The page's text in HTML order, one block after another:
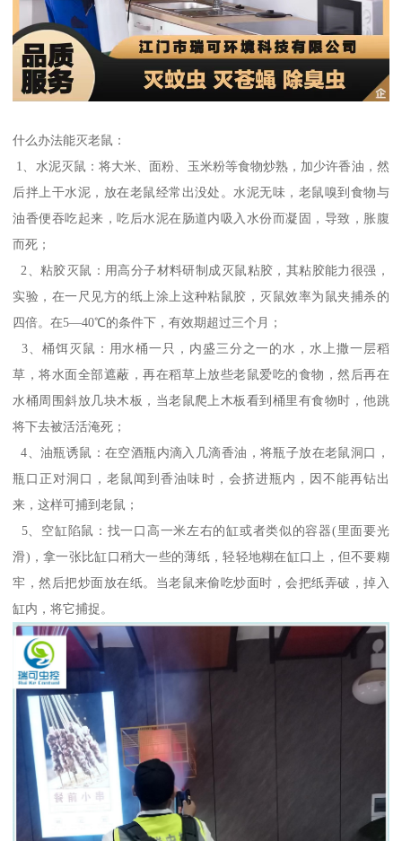
什么办法能灭老鼠：
1、水泥灭鼠：将大米、面粉、玉米粉等食物炒熟，加少许香油，然
后拌上干水泥，放在老鼠经常出没处。水泥无味，老鼠嗅到食物与
油香便吞吃起来，吃后水泥在肠道内吸入水份而凝固，导致，胀腹
而死；
2、粘胶灭鼠：用高分子材料研制成灭鼠粘胶，其粘胶能力很强，
实验，在一尺见方的纸上涂上这种粘鼠胶，灭鼠效率为鼠夹捕杀的
四倍。在5—40℃的条件下，有效期超过三个月；
3、桶饵灭鼠：用水桶一只，内盛三分之一的水，水上撒一层稻
草，将水面全部遮蔽，再在稻草上放些老鼠爱吃的食物，然后再在
水桶周围斜放几块木板，当老鼠爬上木板看到桶里有食物时，他跳
将下去被活活淹死；
4、油瓶诱鼠：在空酒瓶内滴入几滴香油，将瓶子放在老鼠洞口，
瓶口正对洞口，老鼠闻到香油味时，会挤进瓶内，因不能再钻出
来，这样可捕到老鼠；
5、空缸陷鼠：找一口高一米左右的缸或者类似的容器(里面要光
滑)，拿一张比缸口稍大一些的薄纸，轻轻地糊在缸口上，但不要糊
牢，然后把炒面放在纸。当老鼠来偷吃炒面时，会把纸弄破，掉入
缸内，将它捕捉。